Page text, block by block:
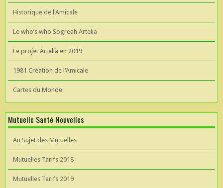
Historique de l'Amicale
Le who’s who Sogreah Artelia
Le projet Artelia en 2019
1981 Création de l'Amicale
Cartes du Monde
Mutuelle Santé Nouvelles
Au Sujet des Mutuelles
Mutuelles Tarifs 2018
Mutuelles Tarifs 2019